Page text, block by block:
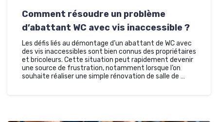
Comment résoudre un problème
d’abattant WC avec vis inaccessible ?
Les défis liés au démontage d’un abattant de WC avec
des vis inaccessibles sont bien connus des propriétaires
et bricoleurs. Cette situation peut rapidement devenir
une source de frustration, notamment lorsque l’on
souhaite réaliser une simple rénovation de salle de …